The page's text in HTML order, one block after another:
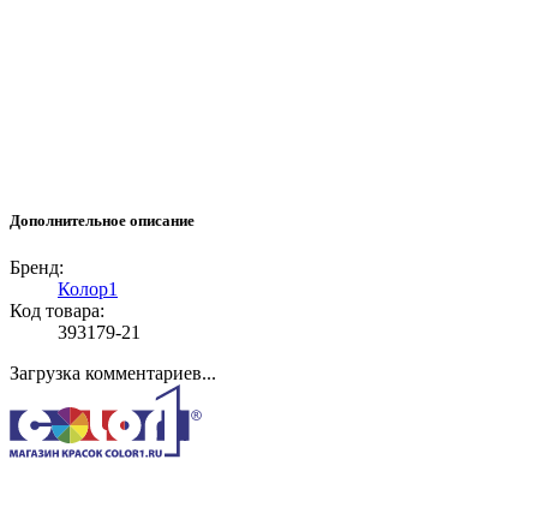
Дополнительное описание
Бренд:
Колор1
Код товара:
393179-21
Загрузка комментариев...